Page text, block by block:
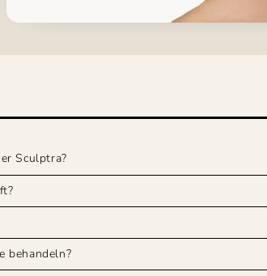
Sculptra?
behandeln?